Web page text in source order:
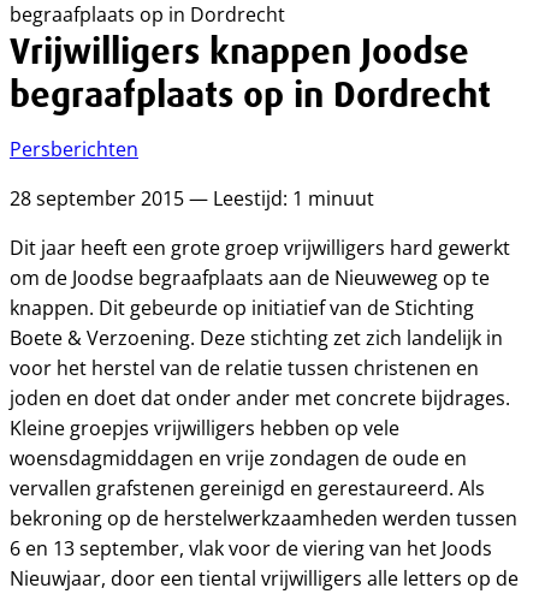
begraafplaats op in Dordrecht
Vrijwilligers knappen Joodse
begraafplaats op in Dordrecht
Persberichten
28 september 2015 — Leestijd: 1 minuut
Dit jaar heeft een grote groep vrijwilligers hard gewerkt
om de Joodse begraafplaats aan de Nieuweweg op te
knappen. Dit gebeurde op initiatief van de Stichting
Boete & Verzoening. Deze stichting zet zich landelijk in
voor het herstel van de relatie tussen christenen en
joden en doet dat onder ander met concrete bijdrages.
Kleine groepjes vrijwilligers hebben op vele
woensdagmiddagen en vrije zondagen de oude en
vervallen grafstenen gereinigd en gerestaureerd. Als
bekroning op de herstelwerkzaamheden werden tussen
6 en 13 september, vlak voor de viering van het Joods
Nieuwjaar, door een tiental vrijwilligers alle letters op de